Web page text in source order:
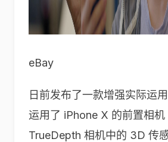
eBay
日前发布了一款增强实际运
运用了 iPhone X 的前置相机
TrueDepth 相机中的 3D 传